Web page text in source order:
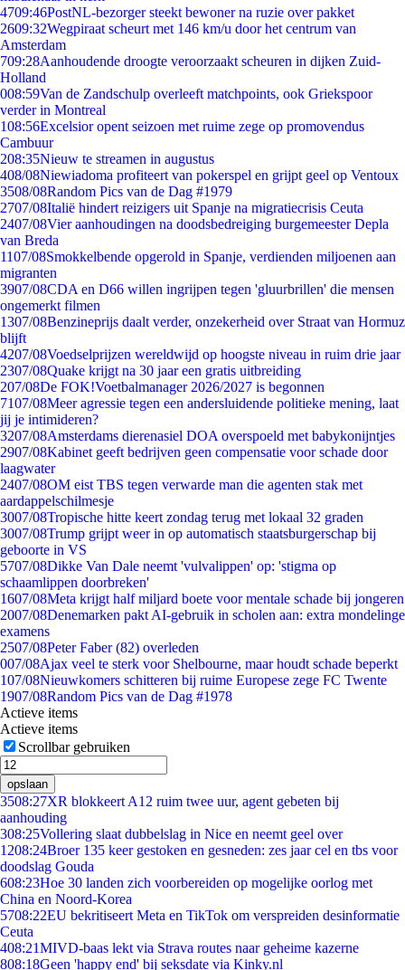
4709:46PostNL-bezorger steekt bewoner na ruzie over pakket
2609:32Wegpiraat scheurt met 146 km/u door het centrum van
Amsterdam
709:28Aanhoudende droogte veroorzaakt scheuren in dijken Zuid-
Holland
008:59Van de Zandschulp overleeft matchpoints, ook Griekspoor
verder in Montreal
108:56Excelsior opent seizoen met ruime zege op promovendus
Cambuur
208:35Nieuw te streamen in augustus
408/08Niewiadoma profiteert van pokerspel en grijpt geel op Ventoux
3508/08Random Pics van de Dag #1979
2707/08Italië hindert reizigers uit Spanje na migratiecrisis Ceuta
2407/08Vier aanhoudingen na doodsbedreiging burgemeester Depla
van Breda
1107/08Smokkelbende opgerold in Spanje, verdienden miljoenen aan
migranten
3907/08CDA en D66 willen ingrijpen tegen 'gluurbrillen' die mensen
ongemerkt filmen
1307/08Benzineprijs daalt verder, onzekerheid over Straat van Hormuz
blijft
4207/08Voedselprijzen wereldwijd op hoogste niveau in ruim drie jaar
2307/08Quake krijgt na 30 jaar een gratis uitbreiding
207/08De FOK!Voetbalmanager 2026/2027 is begonnen
7107/08Meer agressie tegen een andersluidende politieke mening, laat
jij je intimideren?
3207/08Amsterdams dierenasiel DOA overspoeld met babykonijntjes
2907/08Kabinet geeft bedrijven geen compensatie voor schade door
laagwater
2407/08OM eist TBS tegen verwarde man die agenten stak met
aardappelschilmesje
3007/08Tropische hitte keert zondag terug met lokaal 32 graden
3007/08Trump grijpt weer in op automatisch staatsburgerschap bij
geboorte in VS
5707/08Dikke Van Dale neemt 'vulvalippen' op: 'stigma op
schaamlippen doorbreken'
1607/08Meta krijgt half miljard boete voor mentale schade bij jongeren
2007/08Denemarken pakt AI-gebruik in scholen aan: extra mondelinge
examens
2507/08Peter Faber (82) overleden
007/08Ajax veel te sterk voor Shelbourne, maar houdt schade beperkt
107/08Nieuwkomers schitteren bij ruime Europese zege FC Twente
1907/08Random Pics van de Dag #1978
Actieve items
Actieve items
Scrollbar gebruiken
opslaan
3508:27XR blokkeert A12 ruim twee uur, agent gebeten bij
aanhouding
308:25Vollering slaat dubbelslag in Nice en neemt geel over
1208:24Broer 135 keer gestoken en gesneden: zes jaar cel en tbs voor
doodslag Gouda
608:23Hoe 30 landen zich voorbereiden op mogelijke oorlog met
China en Noord-Korea
5708:22EU bekritiseert Meta en TikTok om verspreiden desinformatie
Ceuta
408:21MIVD-baas lekt via Strava routes naar geheime kazerne
808:18Geen 'happy end' bij seksdate via Kinky.nl